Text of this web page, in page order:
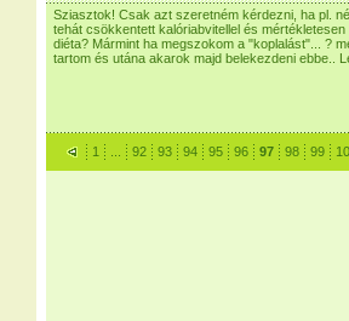
Sziasztok! Csak azt szeretném kérdezni, ha pl.
tehát csökkentett kalóriabvitellel és
diéta? Mármint ha megszokom a "koplalást"... ?
tartom és utána akarok majd belekezdeni ebbe..
1 92 93 94 95 96 97 98 99